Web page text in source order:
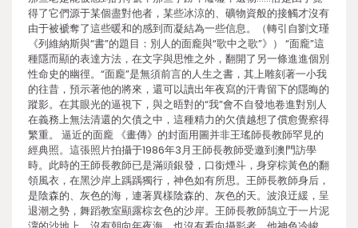
得了它們源于某個盡對他者，某些冰涼的、礦物資般的接觸才沒有
由于被褫奪了這些暖和的感到而凝結為一些信息。（轉引自劉文瑾
《列維納斯與“書”的題目：別人的面龐與“歌中之歌”》） “面龐”這
種隱而顯的表達方法，在文字與思惟之外，翻開了另一條進進個別
性命史的幽徑。“面龐”是無須前言的人生之書，其上雕刻著一小我
的往昔，預示著他的將來，還可以讀出年夜寫的汗青留下的隱晦的
蹤影。在其眼光的逼視下，與之晤對的“我”會不自發地卷進對別人
在義務上無法清還的欠債之中，這種精力的欠債越想了償愈覺察得
繁重。 逼近的面龐 《畫傳》的封面用圖并非王瑤師長教師罕見的
經典照。這張照片拍攝于1986年3月王師長教師受邀到澳門訪學
時。此時的王師長教師已是滿頭銀發，口銜煙斗，身穿棕黃色的翻
領風衣，在黑沙岸上踽踽獨行，神色如有所思。王師長教師身后，
是陰森的、灰色的海，連著異樣陰森的、灰色的天。波浪迂緩，呈
退潮之勢，舞蹈教室顯露棕玄色的沙岸。王師長教師鵠立于一片泥